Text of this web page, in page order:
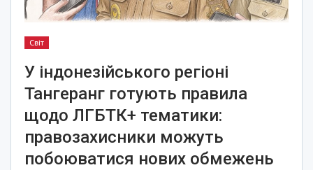
Світ
У індонезійського регіоні
Тангеранг готують правила
щодо ЛГБТК+ тематики:
правозахисники можуть
побоюватися нових обмежень